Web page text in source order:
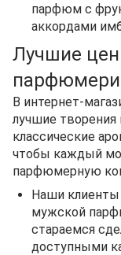
парфюм с
аккордами
Лучшие
В интернет-
лучшие
классические
чтобы каждый
парфюмерную
Наши клиенты
мужской
стараемся
доступными